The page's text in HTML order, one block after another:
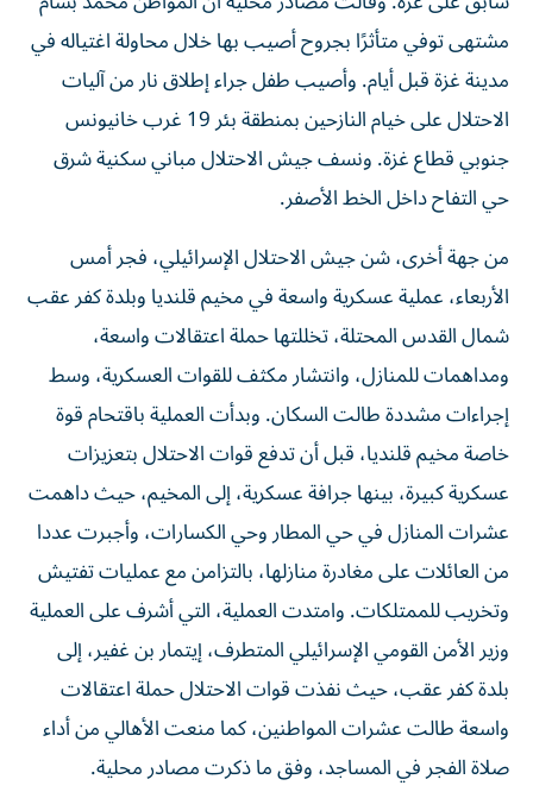
مشتهى توفي متأثرًا بجروح أصيب بها خلال محاولة اغتياله في
مدينة غزة قبل أيام. وأصيب طفل جراء إطلاق نار من آليات
الاحتلال على خيام النازحين بمنطقة بئر 19 غرب خانيونس
جنوبي قطاع غزة. ونسف جيش الاحتلال مباني سكنية شرق
حي التفاح داخل الخط الأصفر.
من جهة أخرى، شن جيش الاحتلال الإسرائيلي، فجر أمس
الأربعاء، عملية عسكرية واسعة في مخيم قلنديا وبلدة كفر عقب
شمال القدس المحتلة، تخللتها حملة اعتقالات واسعة،
ومداهمات للمنازل، وانتشار مكثف للقوات العسكرية، وسط
إجراءات مشددة طالت السكان. وبدأت العملية باقتحام قوة
خاصة مخيم قلنديا، قبل أن تدفع قوات الاحتلال بتعزيزات
عسكرية كبيرة، بينها جرافة عسكرية، إلى المخيم، حيث داهمت
عشرات المنازل في حي المطار وحي الكسارات، وأجبرت عددا
من العائلات على مغادرة منازلها، بالتزامن مع عمليات تفتيش
وتخريب للممتلكات. وامتدت العملية، التي أشرف على العملية
وزير الأمن القومي الإسرائيلي المتطرف، إيتمار بن غفير، إلى
بلدة كفر عقب، حيث نفذت قوات الاحتلال حملة اعتقالات
واسعة طالت عشرات المواطنين، كما منعت الأهالي من أداء
صلاة الفجر في المساجد، وفق ما ذكرت مصادر محلية.